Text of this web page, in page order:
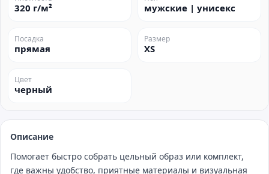
320 г/м² мужские | унисекс
Посадка
прямая
Размер
XS
Цвет
черный
Описание
Помогает быстро собрать цельный образ или комплект,
где важны удобство, приятные материалы и визуальная